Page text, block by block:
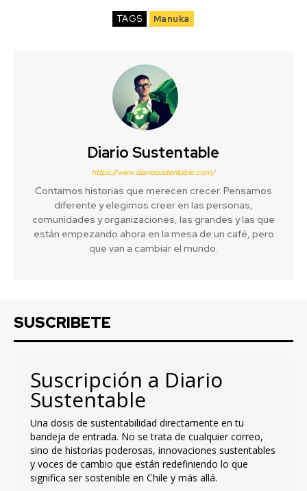
TAGS Manuka
Diario Sustentable
https://www.diariosustentable.com/
Contamos historias que merecen crecer. Pensamos
diferente y elegimos creer en las personas,
comunidades y organizaciones, las grandes y las que
están empezando ahora en la mesa de un café, pero
que van a cambiar el mundo.
SUSCRIBETE
Suscripción a Diario
Sustentable
Una dosis de sustentabilidad directamente en tu
bandeja de entrada. No se trata de cualquier correo,
sino de historias poderosas, innovaciones sustentables
y voces de cambio que están redefiniendo lo que
significa ser sostenible en Chile y más allá.